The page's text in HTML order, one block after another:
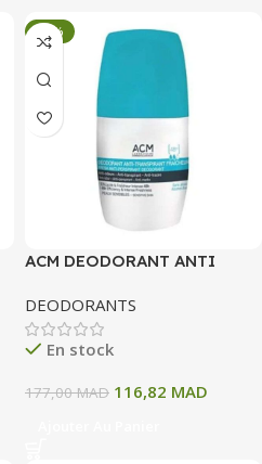
-34%
ACM DEODORANT ANTI
48H 50 ML
DEODORANTS
En stock
177,00MAD 116,82 MAD